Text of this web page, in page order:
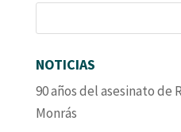
NOTICIAS
90 años del asesinato de
Monrás